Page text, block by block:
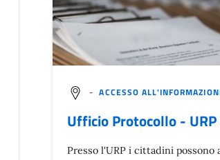
- ACCESSO
Ufficio Protocollo -
Presso l'URP i cittadini possono